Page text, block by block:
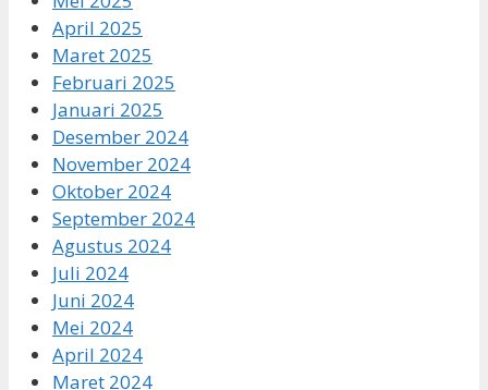
April 2025
Maret 2025
Februari 2025
Januari 2025
Desember 2024
November 2024
Oktober 2024
September 2024
Agustus 2024
Juli 2024
Juni 2024
Mei 2024
April 2024
Maret 2024